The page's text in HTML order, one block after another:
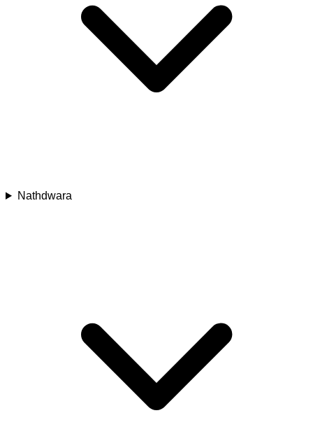
Nathdwara